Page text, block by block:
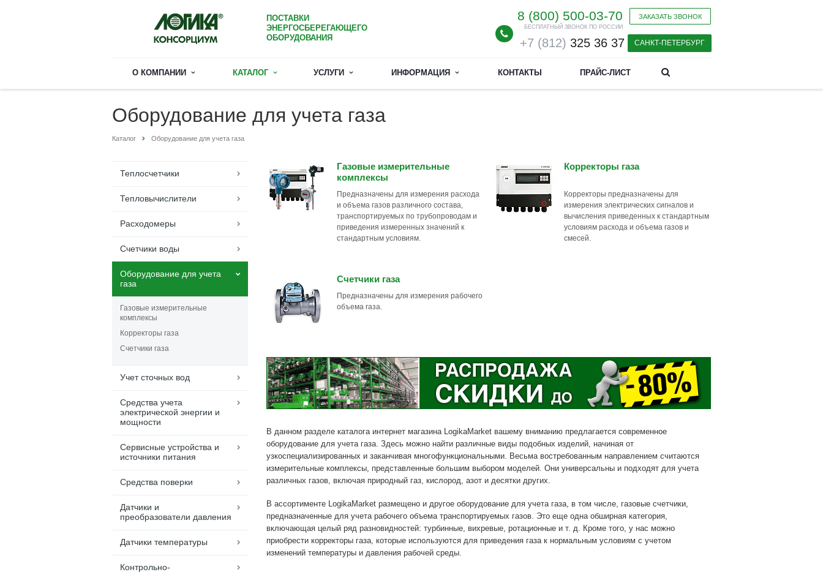
ПОСТАВКИ
ЭНЕРГОСБЕРЕГАЮЩЕГО
ОБОРУДОВАНИЯ
8 (800) 500-03-70
БЕСПЛАТНЫЙ ЗВОНОК ПО РОССИИ
ЗАКАЗАТЬ ЗВОНОК
+7 (812) 325 36 37 САНКТ-ПЕТЕРБУРГ
О КОМПАНИИ КАТАЛОГ УСЛУГИ ИНФОРМАЦИЯ КОНТАКТЫ ПРАЙС-ЛИСТ
Оборудование для учета газа
Каталог Оборудование для учета газа
Теплосчетчики
Тепловычислители
Расходомеры
Счетчики воды
Оборудование для учета
газа
Газовые измерительные
комплексы
Корректоры газа
Счетчики газа
Учет сточных вод
Средства учета
электрической энергии и
мощности
Сервисные устройства и
источники питания
Средства поверки
Датчики и
преобразователи давления
Датчики температуры
Контрольно-
Газовые измерительные
комплексы
Предназначены для измерения расхода
и объема газов различного состава,
транспортируемых по трубопроводам и
приведения измеренных значений к
стандартным условиям.
Корректоры газа
Корректоры предназначены для
измерения электрических сигналов и
вычисления приведенных к стандартным
условиям расхода и объема газов и
смесей.
Счетчики газа
Предназначены для измерения рабочего
объема газа.
В данном разделе каталога интернет магазина LogikaMarket вашему вниманию предлагается современное
оборудование для учета газа. Здесь можно найти различные виды подобных изделий, начиная от
узкоспециализированных и заканчивая многофункциональными. Весьма востребованным направлением считаются
измерительные комплексы, представленные большим выбором моделей. Они универсальны и подходят для учета
различных газов, включая природный газ, кислород, азот и десятки других.
В ассортименте LogikaMarket размещено и другое оборудование для учета газа, в том числе, газовые счетчики,
предназначенные для учета рабочего объема транспортируемых газов. Это еще одна обширная категория,
включающая целый ряд разновидностей: турбинные, вихревые, ротационные и т. д. Кроме того, у нас можно
приобрести корректоры газа, которые используются для приведения газа к нормальным условиям с учетом
изменений температуры и давления рабочей среды.